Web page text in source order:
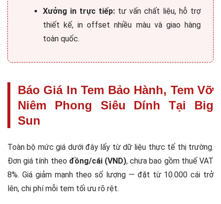
Xưởng in trực tiếp:tư vấn chất liệu, hỗ trợ
thiết kế, in offset nhiều màu và giao hàng
toàn quốc.
Báo Giá In Tem Bảo Hành, Tem Vỡ
Niêm Phong Siêu Dính Tại Big
Sun
Toàn bộ mức giá dưới đây lấy từ dữ liệu thực tế thị trường.
Đơn giá tính theo đồng/cái (VND), chưa bao gồm thuế VAT
8%. Giá giảm mạnh theo số lượng — đặt từ 10.000 cái trở
lên, chi phí mỗi tem tối ưu rõ rệt.